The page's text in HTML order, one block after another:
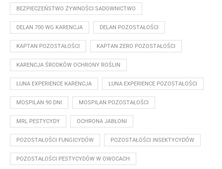
BEZPIECZEŃSTWO ŻYWNOŚCI SADOWNICTWO
DELAN 700 WG KARENCJA DELAN POZOSTAŁOŚCI
KAPTAN POZOSTAŁOŚCI KAPTAN ZERO POZOSTAŁOŚCI
KARENCJA ŚRODKÓW OCHRONY ROŚLIN
LUNA EXPERIENCE KARENCJA LUNA EXPERIENCE POZOSTAŁOŚCI
MOSPILAN 90 DNI MOSPILAN POZOSTAŁOŚCI
MRL PESTYCYDY OCHRONA JABŁONI
POZOSTAŁOŚCI FUNGICYDÓW POZOSTAŁOŚCI INSEKTYCYDÓW
POZOSTAŁOŚCI PESTYCYDÓW W OWOCACH